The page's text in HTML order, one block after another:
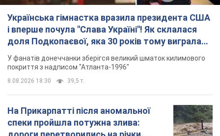
дороги перетворились на річки.
Відео
Негода накрила Івано-Франківщину та
курортний Буковель
8.08.2026 09:27 40,1 т.
Жінці нарахували 729 тис. грн боргу
за газ через покази зіпсованого
лічильника: суддя ухвалив
неочікуване рішення
Чи треба платити борг через донарахування
8.08.2026 14:43 32,4 т.